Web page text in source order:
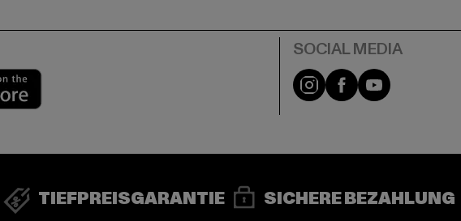
Instagram
FacebookYouTube
TIEFPREISGARANTIE SICHERE BEZAHLUNG